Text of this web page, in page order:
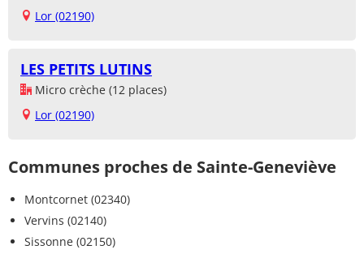
Lor (02190)
LES PETITS LUTINS
Micro crèche (12 places)
Lor (02190)
Communes proches de Sainte-Geneviève
Montcornet (02340)
Vervins (02140)
Sissonne (02150)